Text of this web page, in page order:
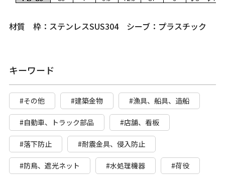
材質 枠：ステンレスSUS304 シーブ：プラスチック
キーワード
#その他 #建築金物 #漁具、船具、造船
#自動車、トラック部品 #店舗、看板
#落下防止 #耐震金具、侵入防止
#防鳥、遮光ネット #水処理機器 #荷役